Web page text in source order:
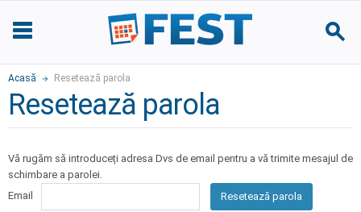
Acasă Resetează parola
Resetează parola
Vă rugăm să introduceți adresa Dvs de email pentru a vă trimite mesajul de
schimbare a parolei.
Email
Resetează parola